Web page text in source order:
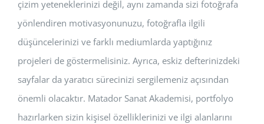
çizim yeteneklerinizi değil, aynı zamanda sizi fotoğrafa
yönlendiren motivasyonunuzu, fotoğrafla ilgili
düşüncelerinizi ve farklı mediumlarda yaptığınız
projeleri de göstermelisiniz. Ayrıca, eskiz defterinizdeki
sayfalar da yaratıcı sürecinizi sergilemeniz açısından
önemli olacaktır. Matador Sanat Akademisi, portfolyo
hazırlarken sizin kişisel özelliklerinizi ve ilgi alanlarını